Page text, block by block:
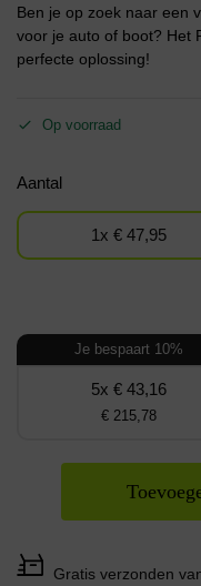
Ben je op zoek naar een
voor je auto of boot? Het
perfecte oplossing!
Op voorraad
Aantal
1x € 47,95
Je bespaart 10%
5x € 43,16
€ 215,78
Gratis verzonden